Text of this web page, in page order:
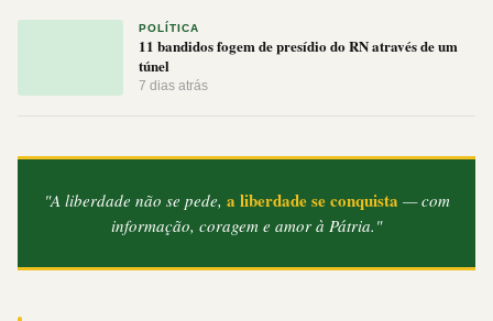
POLÍTICA
11 bandidos fogem de presídio do RN através de um
túnel
7 dias atrás
"A liberdade não se pede, a liberdade se conquista — com
informação, coragem e amor à Pátria."